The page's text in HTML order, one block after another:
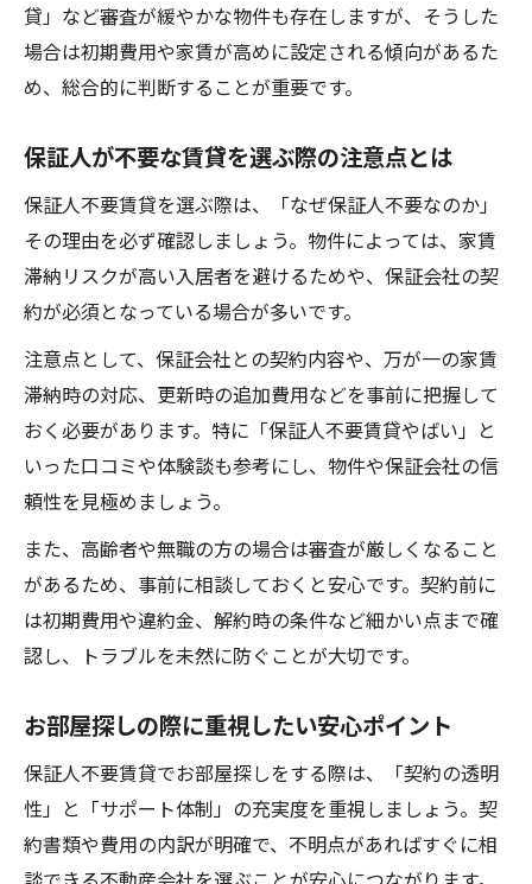
デメリットを減らすお部屋探しの条件整理
術
保証人不要賃貸の審査が不安な方へのアド
貸」など審査が緩やかな物件も存在しますが、そうした
場合は初期費用や家賃が高めに設定される傾向があるた
め、総合的に判断することが重要です。
保証人が不要な賃貸を選ぶ際の注意点とは
保証人不要賃貸を選ぶ際は、「なぜ保証人不要なのか」
その理由を必ず確認しましょう。物件によっては、家賃
滞納リスクが高い入居者を避けるためや、保証会社の契
約が必須となっている場合が多いです。
注意点として、保証会社との契約内容や、万が一の家賃
滞納時の対応、更新時の追加費用などを事前に把握して
おく必要があります。特に「保証人不要賃貸やばい」と
いった口コミや体験談も参考にし、物件や保証会社の信
頼性を見極めましょう。
また、高齢者や無職の方の場合は審査が厳しくなること
があるため、事前に相談しておくと安心です。契約前に
は初期費用や違約金、解約時の条件など細かい点まで確
認し、トラブルを未然に防ぐことが大切です。
お部屋探しの際に重視したい安心ポイント
保証人不要賃貸でお部屋探しをする際は、「契約の透明
性」と「サポート体制」の充実度を重視しましょう。契
約書類や費用の内訳が明確で、不明点があればすぐに相